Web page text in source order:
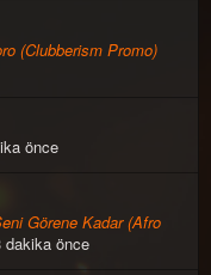
(Clubberism Promo)
önce
Görene Kadar (Afro
dakika önce